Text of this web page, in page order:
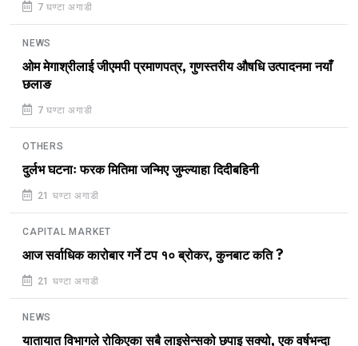
7 घण्टा अगाडी
NEWS
ओम मेगाश्रीलाई जीएमपी प्रमाणपत्र, गुणस्तरीय औषधि उत्पादनमा नयाँ
छलाङ
7 घण्टा अगाडी
OTHERS
दुर्लभ घटनाः फरक मितिमा जन्मिए जुम्ल्याहा दिदीबहिनी
21 घण्टा अगाडी
CAPITAL MARKET
आज सर्वाधिक कारोबार गर्ने टप १० ब्रोकर, कुनबाट कति ?
21 घण्टा अगाडी
NEWS
यातायात विभागले रोकिएका सबै लाइसेन्सको छपाइ सक्यो, एक वर्षभन्दा